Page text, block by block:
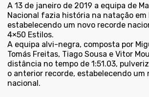
A 13 de janeiro de 2019 a equipa de
Nacional fazia história na natação em
estabelecendo um novo recorde
4×50 Estilos.
A equipa alvi-negra, composta por
Tomás Freitas, Tiago Sousa e Vitor
distância no tempo de 1:51.03,
o anterior recorde, estabelecendo um
nacional.